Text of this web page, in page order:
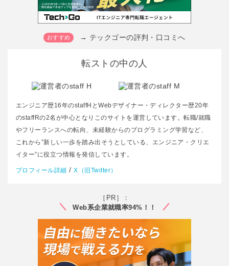
→ テックゴーの評判・口コミへ
転ストの中の人
エンジニア歴16年のstaffHとWebデザイナー・ディレクター歴20年
のstaffRの2名が中心となりこのサイトを運営しています。転職/就職
やフリーランスへの転向、未経験からのプログラミング学習など、
これから”新しい一歩を踏み出そうとしている、エンジニア・クリエ
イター”に役立つ情報を発信しています。
プロフィール詳細 /X（旧Twitter）
［PR］：
Web系企業就職率94%！！